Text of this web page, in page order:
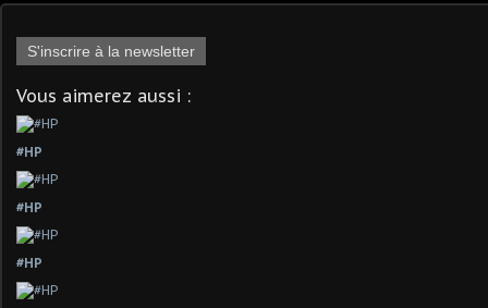
S'inscrire à la newsletter
Vous aimerez aussi :
#HP
#HP
#HP